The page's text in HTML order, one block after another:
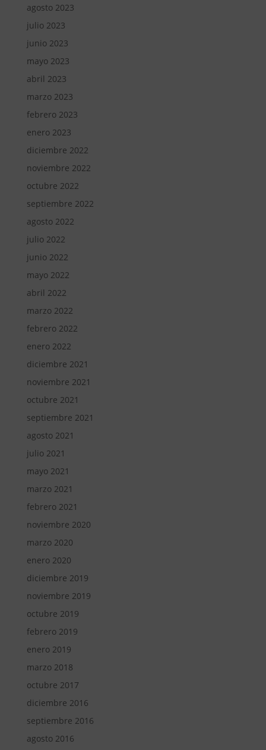
agosto 2023
julio 2023
junio 2023
mayo 2023
abril 2023
marzo 2023
febrero 2023
enero 2023
diciembre 2022
noviembre 2022
octubre 2022
septiembre 2022
agosto 2022
julio 2022
junio 2022
mayo 2022
abril 2022
marzo 2022
febrero 2022
enero 2022
diciembre 2021
noviembre 2021
octubre 2021
septiembre 2021
agosto 2021
julio 2021
mayo 2021
marzo 2021
febrero 2021
noviembre 2020
marzo 2020
enero 2020
diciembre 2019
noviembre 2019
octubre 2019
febrero 2019
enero 2019
marzo 2018
octubre 2017
diciembre 2016
septiembre 2016
agosto 2016